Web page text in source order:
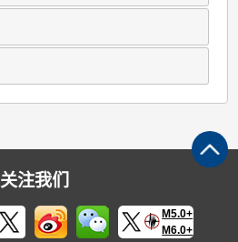
关注我们
M5.0+
M6.0+